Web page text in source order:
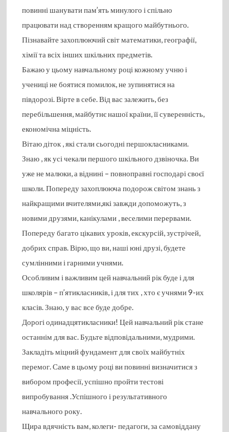
повинні шанувати пам’ять минулого і спільно
працювати над створенням кращого майбутнього.
Пізнавайте захоплюючий світ математики, географії,
хімії та всіх інших шкільних предметів.
Бажаю у цьому навчальному році кожному учню і
учениці не боятися помилок, не зупинятися на
півдорозі. Вірте в себе. Від вас залежить, без
перебільшення, майбутнє нашої країни, її суверенність,
економічна міцність.
Вітаю діток , які стали сьогодні першокласниками.
Знаю , як усі чекали першого шкільного дзвіночка. Ви
уже не малюки, а віднині – повноправні господарі своєї
школи. Попереду захоплююча подорож світом знань з
найкращими вчителями,які завжди допоможуть, з
новими друзями, канікулами , веселими перервами.
Попереду багато цікавих уроків, екскурсій, зустрічей,
добрих справ. Вірю, що ви, наші юні друзі, будете
сумлінними і гарними учнями.
Особливим і важливим цей навчальний рік буде і для
школярів – п’ятикласників, і для тих , хто є учнями 9-их
класів. Знаю, у вас все буде добре.
Дорогі одинадцятикласники! Цей навчальний рік стане
останнім для вас. Будьте відповідальними, мудрими.
Закладіть міцний фундамент для своїх майбутніх
перемог. Саме в цьому році ви повинні визначитися з
вибором професії, успішно пройти тестові
випробування .Успішного і результативного
навчального року.
Щира вдячність вам, колеги- педагоги, за самовіддану